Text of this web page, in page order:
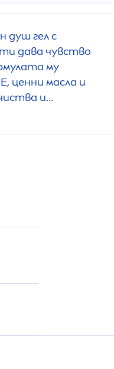
душ гел с
дава чувство
му
ценни масла и
и